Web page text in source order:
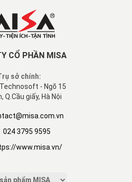
CỔ PHẦN MISA
sở chính:
- Ngõ 15
Q.Cầu giấy, Hà Nội
024 3795 9595
www.misa.vn/